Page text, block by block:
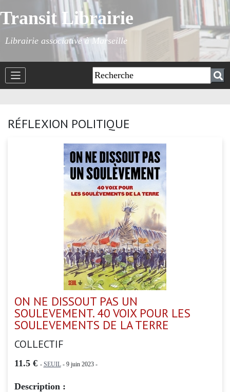
Transit Librairie
Librairie associative à Marseille
RÉFLEXION POLITIQUE
ON NE DISSOUT PAS UN
SOULEVEMENT. 40 VOIX POUR LES
SOULEVEMENTS DE LA TERRE
COLLECTIF
11.5 € - SEUIL- 9 juin 2023 -
Description :